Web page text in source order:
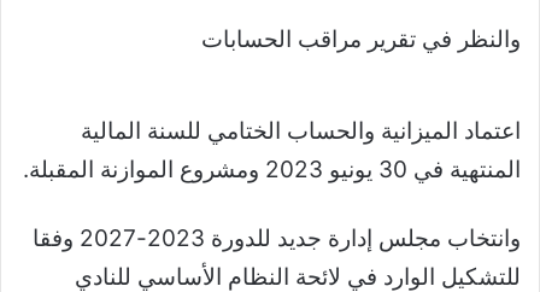
والنظر في تقرير مراقب الحسابات
اعتماد الميزانية والحساب الختامي للسنة المالية
المنتهية في 30 يونيو 2023 ومشروع الموازنة المقبلة
.
وانتخاب مجلس إدارة جديد للدورة 2023-2027 وفقا
للتشكيل الوارد في لائحة النظام الأساسي للنادي